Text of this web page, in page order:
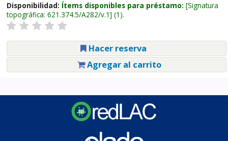
Disponibilidad: Ítems disponibles para préstamo: Signatura
topográfica: 621.374.5/A282/v.1 (1).
Hacer reserva
Agregar al carrito